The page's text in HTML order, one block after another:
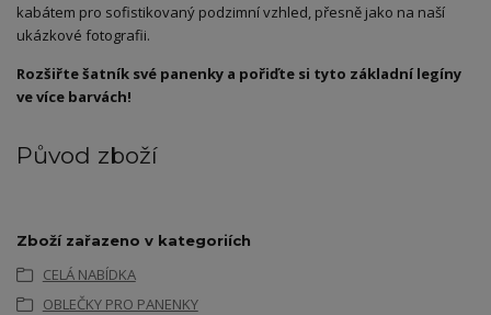
kabátem pro sofistikovaný podzimní vzhled, přesně jako na naší
ukázkové fotografii.
Rozšiřte šatník své panenky a pořiďte si tyto základní legíny
ve více barvách!
Původ zboží
Zboží zařazeno v kategoriích
CELÁ NABÍDKA
OBLEČKY PRO PANENKY